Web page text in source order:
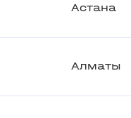
Астана
Алматы